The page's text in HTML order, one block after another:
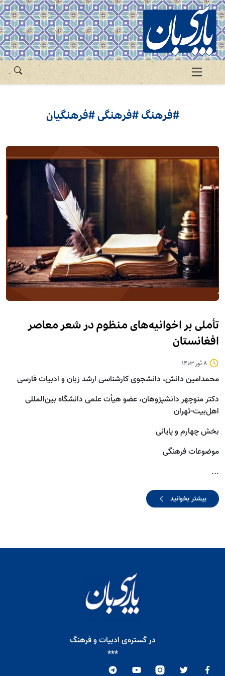
#فرهنگ #فرهنگی #فرهنگیان
تأملی بر اخوانيه‌های منظوم در شعر معاصر
افغانستان
8 ثور 1403
محمدامین دانش، دانشجوی کارشناسی ارشد زبان و ادبیات فارسی
دکتر منوچهر دانش‎پژوهان، عضو هیأت علمی دانشگاه بین‌المللی
اهل‌بیت-تهران
بخش چهارم و پایانی
موضوعات فرهنگی
...
بیشتر بخوانید
در گستره‌ی ادبیات و فرهنگ
***